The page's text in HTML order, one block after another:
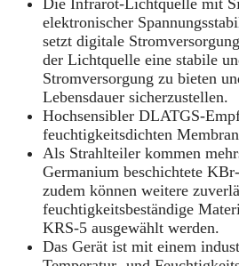
Die Infrarot-Lichtquelle mit
elektronischer
setzt digitale
der Lichtquelle eine stabile
Stromversorgung zu bieten
Lebensdauer sicherzustellen.
Hochsensibler DLATGS-
feuchtigkeitsdichten
Als Strahlteiler kommen
Germanium beschichtete
zudem können weitere
feuchtigkeitsbeständige
KRS-5 ausgewählt werden.
Das Gerät ist mit einem